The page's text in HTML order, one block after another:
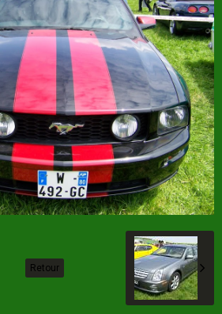
Retour